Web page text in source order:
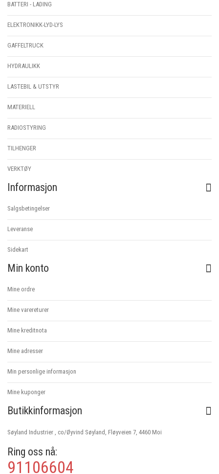
BATTERI - LADING
ELEKTRONIKK-LYD-LYS
GAFFELTRUCK
HYDRAULIKK
LASTEBIL & UTSTYR
MATERIELL
RADIOSTYRING
TILHENGER
VERKTØY
Informasjon
Salgsbetingelser
Leveranse
Sidekart
Min konto
Mine ordre
Mine varereturer
Mine kreditnota
Mine adresser
Min personlige informasjon
Mine kuponger
Butikkinformasjon
Søyland Industrier , co/Øyvind Søyland, Fløyveien 7, 4460 Moi
Ring oss nå:
91106604